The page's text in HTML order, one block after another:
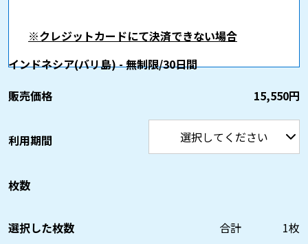
※クレジットカードにて決済できない場合
インドネシア(バリ島) - 無制限/30日間
販売価格
15,550円
利用期間
枚数
選択した枚数 合計 1枚